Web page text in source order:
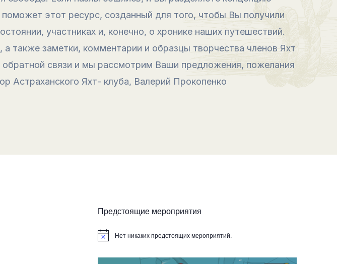
этот ресурс, созданный для того, чтобы Вы получили
участниках и, конечно, о хронике наших путешествий.
заметки, комментарии и образцы творчества членов Яхт
связи и мы рассмотрим Ваши предложения, пожелания
Астраханского Яхт- клуба, Валерий Прокопенко
Предстоящие мероприятия
Нет никаких предстоящих мероприятий.